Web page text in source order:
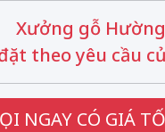
Xưởng gỗ
theo yêu cầu
NGAY CÓ GIÁ